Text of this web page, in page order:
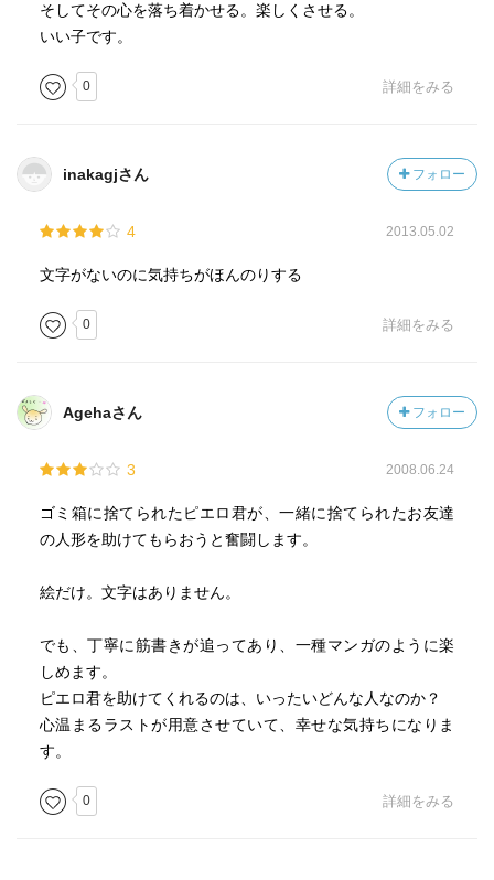
そしてその心を落ち着かせる。楽しくさせる。
いい子です。
0 詳細をみる
inakagjさん フォロー
4 2013.05.02
文字がないのに気持ちがほんのりする
0 詳細をみる
Agehaさん フォロー
3 2008.06.24
ゴミ箱に捨てられたピエロ君が、一緒に捨てられたお友達
の人形を助けてもらおうと奮闘します。
絵だけ。文字はありません。
でも、丁寧に筋書きが追ってあり、一種マンガのように楽
しめます。
ピエロ君を助けてくれるのは、いったいどんな人なのか？
心温まるラストが用意させていて、幸せな気持ちになりま
す。
0 詳細をみる